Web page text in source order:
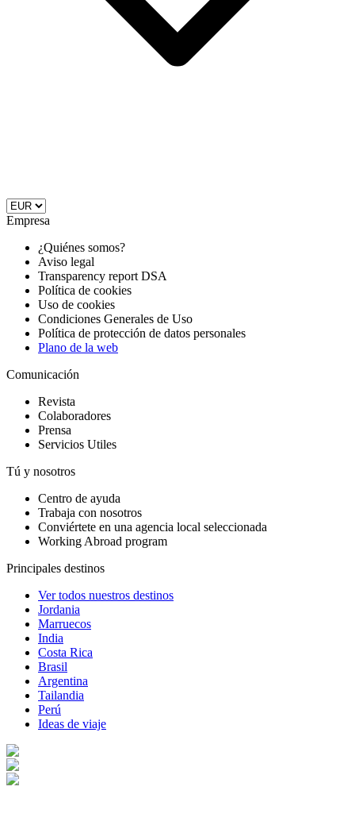
Empresa
¿Quiénes somos?
Aviso legal
Transparency report DSA
Política de cookies
Uso de cookies
Condiciones Generales de Uso
Política de protección de datos personales
Plano de la web
Comunicación
Revista
Colaboradores
Prensa
Servicios Utiles
Tú y nosotros
Centro de ayuda
Trabaja con nosotros
Conviértete en una agencia local seleccionada
Working Abroad program
Principales destinos
Ver todos nuestros destinos
Jordania
Marruecos
India
Costa Rica
Brasil
Argentina
Tailandia
Perú
Ideas de viaje